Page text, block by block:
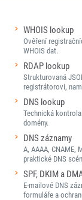
WHOIS lookup
Ověření
WHOIS dat.
RDAP lookup
Strukturovaná
registrátorovi,
DNS lookup
Technická
domény.
DNS záznamy
A, AAAA, CNAME,
praktické DNS
SPF, DKIM a
E-mailové DNS
formuláře a